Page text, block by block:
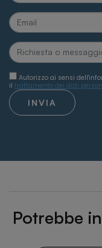
Autorizzo ai sensi
il trattamento dei dati
INVIA
Potrebbe